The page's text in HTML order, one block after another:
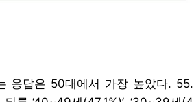
응답은 50대에서 가장 높았다. 55.